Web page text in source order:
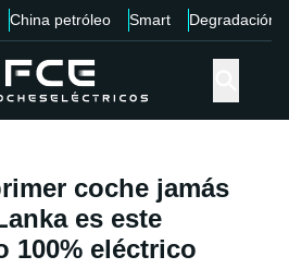
China petróleo Smart Degradación
coche jamás
es este
100% eléctrico